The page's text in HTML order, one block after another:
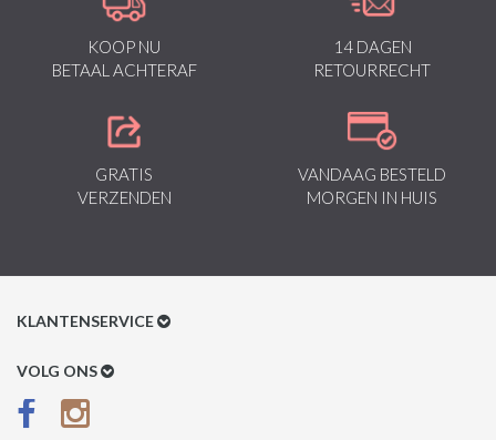
KOOP NU
BETAAL ACHTERAF
14 DAGEN
RETOURRECHT
GRATIS
VERZENDEN
VANDAAG BESTELD
MORGEN IN HUIS
KLANTENSERVICE
Klantenservice
Betaalmethoden
VOLG ONS